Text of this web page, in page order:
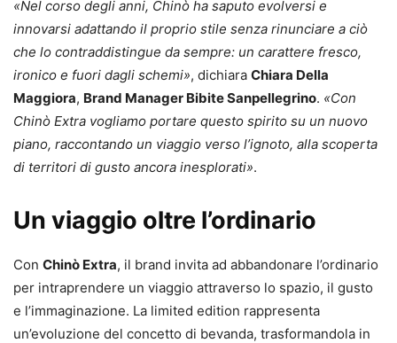
«Nel corso degli anni, Chinò ha saputo evolversi e
innovarsi adattando il proprio stile senza rinunciare a ciò
che lo contraddistingue da sempre: un carattere fresco,
ironico e fuori dagli schemi», dichiara Chiara Della
Maggiora, Brand Manager Bibite Sanpellegrino. «Con
Chinò Extra vogliamo portare questo spirito su un nuovo
piano, raccontando un viaggio verso l’ignoto, alla scoperta
di territori di gusto ancora inesplorati».
Un viaggio oltre l’ordinario
Con Chinò Extra, il brand invita ad abbandonare l’ordinario
per intraprendere un viaggio attraverso lo spazio, il gusto
e l’immaginazione. La limited edition rappresenta
un’evoluzione del concetto di bevanda, trasformandola in